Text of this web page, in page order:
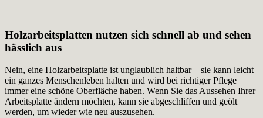
Holzarbeitsplatten nutzen sich schnell ab und sehen
hässlich aus
Nein, eine Holzarbeitsplatte ist unglaublich haltbar – sie kann leicht
ein ganzes Menschenleben halten und wird bei richtiger Pflege
immer eine schöne Oberfläche haben. Wenn Sie das Aussehen Ihrer
Arbeitsplatte ändern möchten, kann sie abgeschliffen und geölt
werden, um wieder wie neu auszusehen.